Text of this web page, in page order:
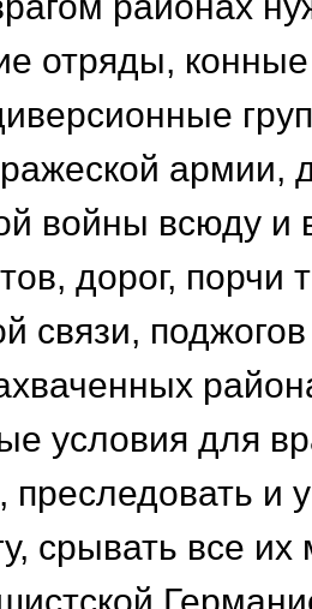
отряды,
армии,
войны всюду и
дорог, порчи
связи,
условия для
преследовать и
срывать все их